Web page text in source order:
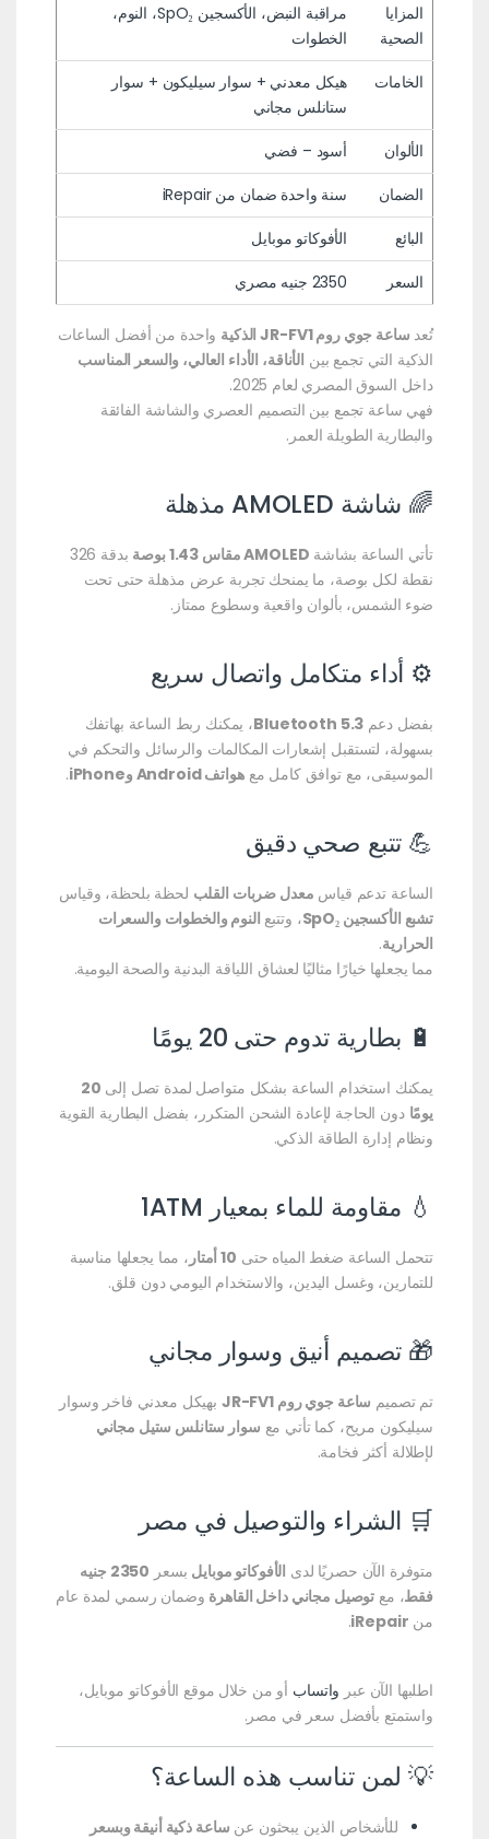
المزايا
الصحية
مراقبة النبض، الأكسجين SpO₂، النوم،
الخطوات
الخامات
هيكل معدني + سوار سيليكون + سوار
ستانلس مجاني
الألوان
أسود – فضي
الضمان
سنة واحدة ضمان من iRepair
البائع
الأفوكاتو موبايل
السعر
2350 جنيه مصري
تُعد ساعة جوي روم JR-FV1 الذكية
واحدة من أفضل الساعات
الذكية التي تجمع بين الأناقة، الأداء العالي، والسعر المناسب
داخل السوق المصري لعام 2025.
فهي ساعة تجمع بين التصميم العصري والشاشة الفائقة
والبطارية الطويلة العمر.
🌈 شاشة AMOLED مذهلة
تأتي الساعة بشاشة AMOLED مقاس 1.43 بوصة
بدقة 326
نقطة لكل بوصة، ما يمنحك تجربة عرض مذهلة حتى تحت
ضوء الشمس، بألوان واقعية وسطوع ممتاز.
⚙️ أداء متكامل واتصال سريع
بفضل دعم Bluetooth 5.3، يمكنك ربط الساعة بهاتفك
بسهولة، لتستقبل إشعارات المكالمات والرسائل والتحكم في
الموسيقى، مع توافق كامل معهواتف Android وiPhone .
💪 تتبع صحي دقيق
الساعة تدعم قياس معدل ضربات القلب لحظة بلحظة، وقياس
تشبع الأكسجين SpO₂
، وتتبع النوم والخطوات والسعرات
الحرارية.
مما يجعلها خيارًا مثاليًا لعشاق اللياقة البدنية والصحة اليومية.
🔋 بطارية تدوم حتى 20 يومًا
يمكنك استخدام الساعة بشكل متواصل لمدة تصل إلى 20
يومًا دون الحاجة لإعادة الشحن المتكرر، بفضل البطارية القوية
ونظام إدارة الطاقة الذكي.
💧 مقاومة للماء بمعيار 1ATM
تتحمل الساعة ضغط المياه حتى 10 أمتار
، مما يجعلها مناسبة
للتمارين، وغسل اليدين، والاستخدام اليومي دون قلق.
🎁 تصميم أنيق وسوار مجاني
تم تصميم ساعة جوي روم JR-FV1
بهيكل معدني فاخر وسوار
سيليكون مريح، كما تأتي مع سوار ستانلس ستيل مجاني
لإطلالة أكثر فخامة.
🛒 الشراء والتوصيل في مصر
متوفرة الآن حصريًا لدى الأفوكاتو موبايل بسعر
2350 جنيه
فقط، مع توصيل مجاني داخل القاهرة وضمان رسمي لمدة عام
من iRepair
.
اطلبها الآن عبر واتساب أو من خلال موقع الأفوكاتو موبايل،
واستمتع بأفضل سعر في مصر.
💡 لمن تناسب هذه الساعة؟
للأشخاص الذين يبحثون عن ساعة ذكية أنيقة وبسعر